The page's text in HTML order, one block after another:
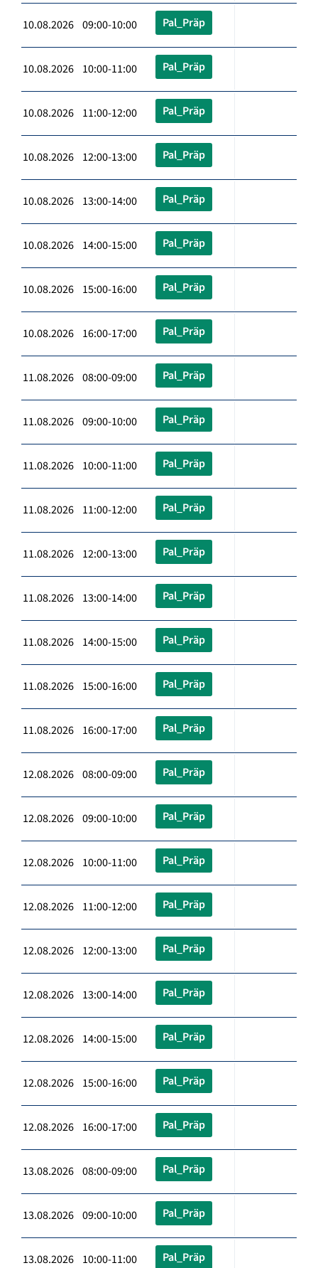
10.08.2026 09:00-10:00 Pal_Präp
10.08.2026 10:00-11:00 Pal_Präp
10.08.2026 11:00-12:00 Pal_Präp
10.08.2026 12:00-13:00 Pal_Präp
10.08.2026 13:00-14:00 Pal_Präp
10.08.2026 14:00-15:00 Pal_Präp
10.08.2026 15:00-16:00 Pal_Präp
10.08.2026 16:00-17:00 Pal_Präp
11.08.2026 08:00-09:00 Pal_Präp
11.08.2026 09:00-10:00 Pal_Präp
11.08.2026 10:00-11:00 Pal_Präp
11.08.2026 11:00-12:00 Pal_Präp
11.08.2026 12:00-13:00 Pal_Präp
11.08.2026 13:00-14:00 Pal_Präp
11.08.2026 14:00-15:00 Pal_Präp
11.08.2026 15:00-16:00 Pal_Präp
11.08.2026 16:00-17:00 Pal_Präp
12.08.2026 08:00-09:00 Pal_Präp
12.08.2026 09:00-10:00 Pal_Präp
12.08.2026 10:00-11:00 Pal_Präp
12.08.2026 11:00-12:00 Pal_Präp
12.08.2026 12:00-13:00 Pal_Präp
12.08.2026 13:00-14:00 Pal_Präp
12.08.2026 14:00-15:00 Pal_Präp
12.08.2026 15:00-16:00 Pal_Präp
12.08.2026 16:00-17:00 Pal_Präp
13.08.2026 08:00-09:00 Pal_Präp
13.08.2026 09:00-10:00 Pal_Präp
13.08.2026 10:00-11:00 Pal_Präp